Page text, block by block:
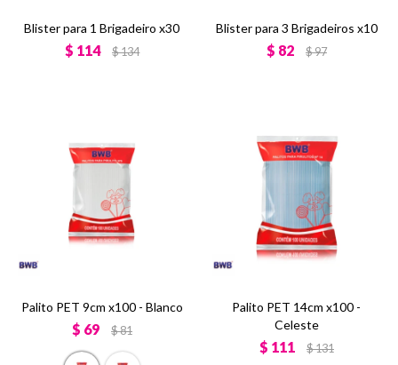
Blister para 1 Brigadeiro x30
$ 114 $134
Blister para 3 Brigadeiros x10
$ 82 $97
Palito PET 9cm x100 - Blanco
$ 69 $81
Palito PET 14cm x100 -
Celeste
$ 111 $131